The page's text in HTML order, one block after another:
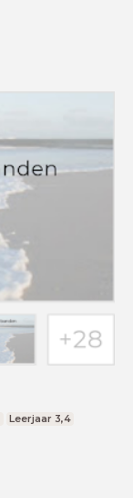
Leerjaar 3,4